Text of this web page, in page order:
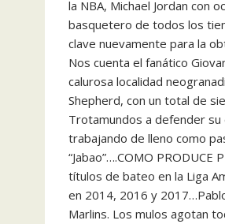
la NBA, Michael Jordan con
basquetero de todos los
clave nuevamente para la
Nos cuenta el fanático
calurosa localidad
Shepherd, con un total de
Trotamundos a defender su
trabajando de lleno como
“Jabao”….COMO
títulos de bateo en la Liga
en 2014, 2016 y
Marlins. Los mulos agotan